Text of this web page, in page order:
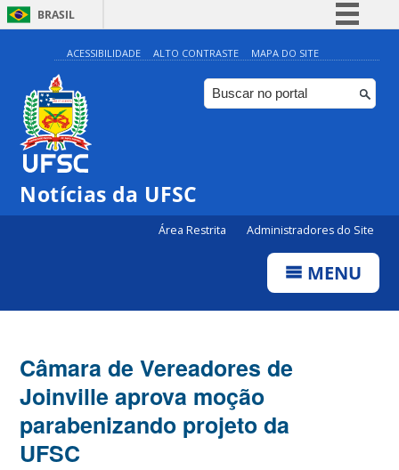
BRASIL
Simplifique!
Comunica BR
Participe
ACESSIBILIDADE ALTO CONTRASTE MAPA DO SITE
Notícias da UFSC
Área Restrita Administradores do Site
MENU
Câmara de Vereadores de
Joinville aprova moção
parabenizando projeto da
UFSC